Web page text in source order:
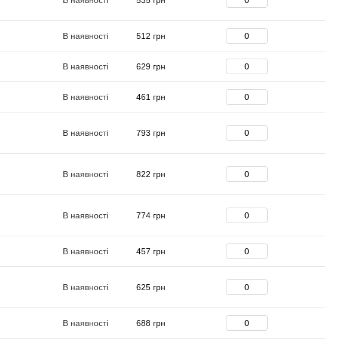
В наявності 512 грн
В наявності 629 грн
В наявності 461 грн
В наявності 793 грн
В наявності 822 грн
В наявності 774 грн
В наявності 457 грн
В наявності 625 грн
В наявності 688 грн